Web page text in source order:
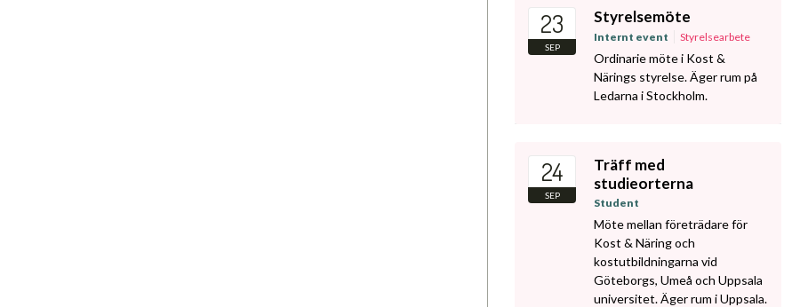
23
SEP
Styrelsemöte
Internt event Styrelsearbete
Ordinarie möte i Kost &
Närings styrelse. Äger rum på
Ledarna i Stockholm.
24
SEP
Träff med
studieorterna
Student
Möte mellan företrädare för
Kost & Näring och
kostutbildningarna vid
Göteborgs, Umeå och Uppsala
universitet. Äger rum i Uppsala.